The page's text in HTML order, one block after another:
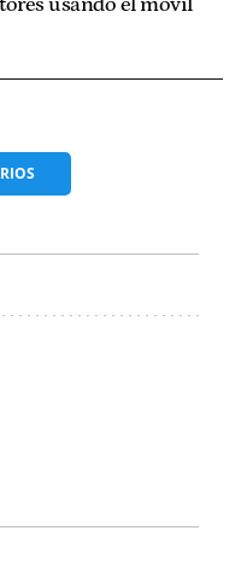
usando el móvil